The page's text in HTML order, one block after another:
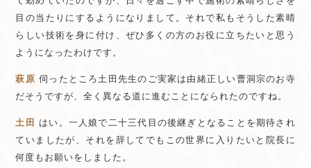
目の当たりにするようになりまして。それで私もそうした素晴
らしい技術を身に付け、ぜひ多くの方のお役に立ちたいと思う
ようになったわけです。
萩原 伺ったところ土田先生のご実家は由緒正しい曹洞宗のお寺
だそうですが、全く異なる道に進むことになられたのですね。
土田
はい。一人娘で二十三代目の後継ぎとなることを期待され
ていましたが、それを辞してでもこの世界に入りたいと院長に
何度もお願いをしました。